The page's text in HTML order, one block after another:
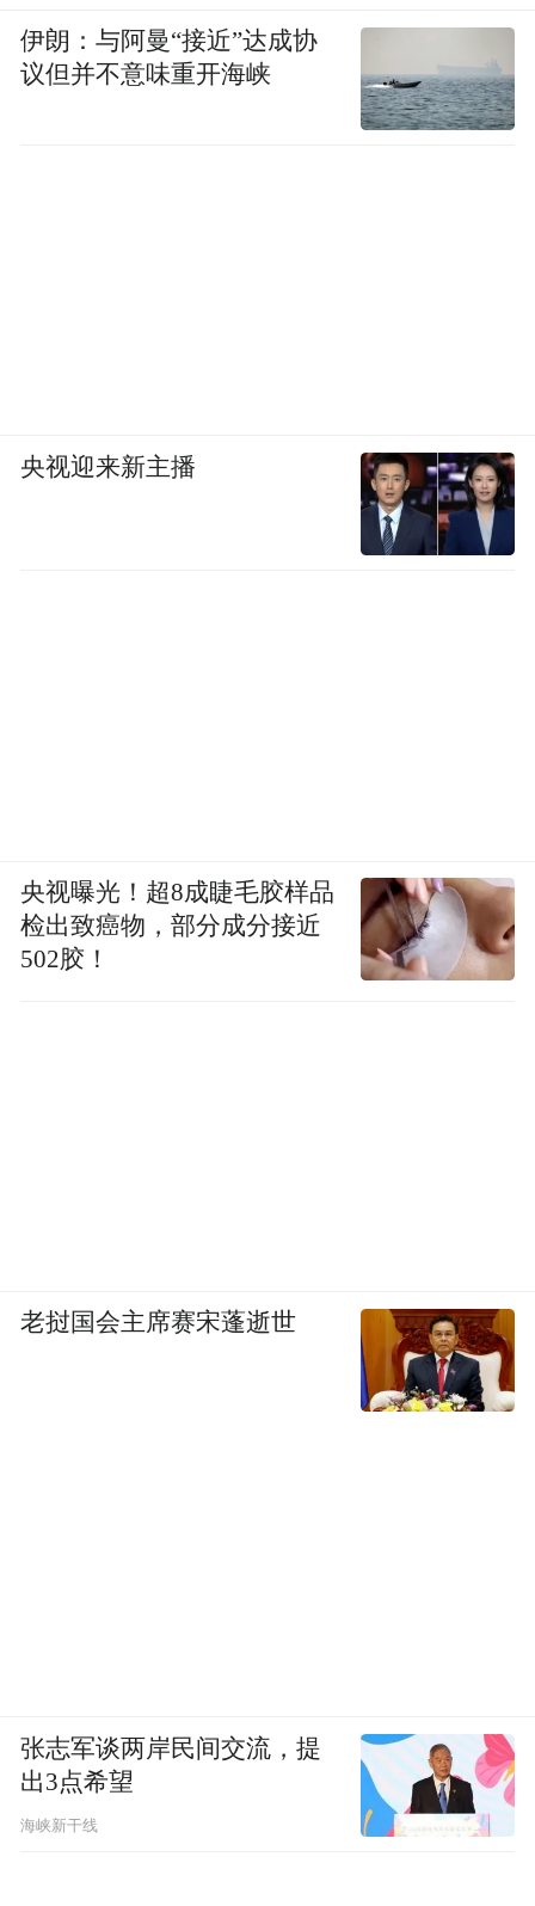
伊朗：与阿曼“接近”达成协
议但并不意味重开海峡
央视迎来新主播
央视曝光！超8成睫毛胶样品
检出致癌物，部分成分接近
502胶！
老挝国会主席赛宋蓬逝世
张志军谈两岸民间交流，提
出3点希望
海峡新干线